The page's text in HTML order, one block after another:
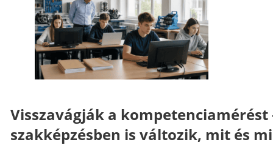
Visszavágják a kompetenciamérést
szakképzésben is változik, mit és